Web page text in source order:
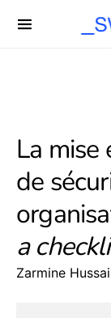
La mise
de
a
Zarmine